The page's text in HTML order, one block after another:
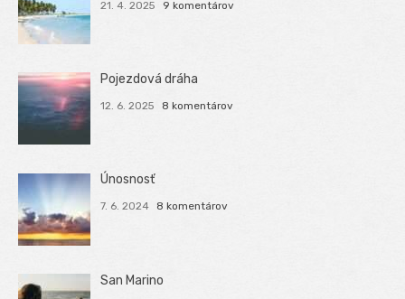
21. 4. 2025 9 komentárov
Pojezdová dráha
12. 6. 2025 8 komentárov
Únosnosť
7. 6. 2024 8 komentárov
San Marino